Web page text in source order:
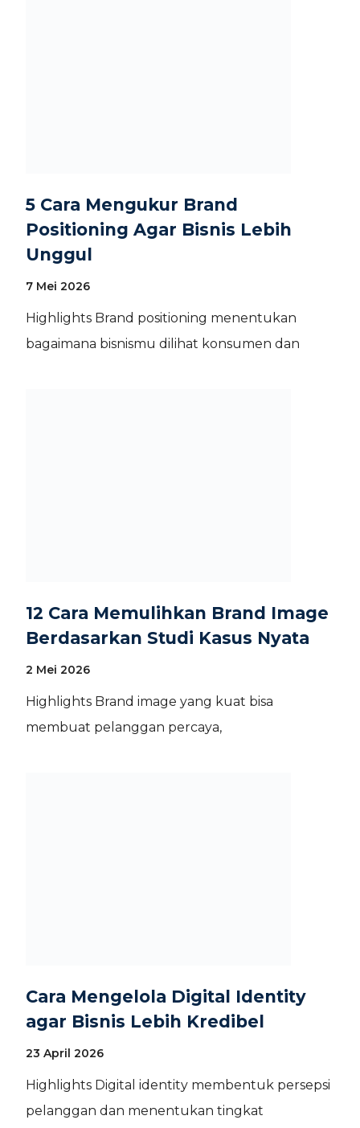
5 Cara Mengukur Brand
Positioning Agar Bisnis Lebih
Unggul
7 Mei 2026
Highlights Brand positioning menentukan
bagaimana bisnismu dilihat konsumen dan
12 Cara Memulihkan Brand Image
Berdasarkan Studi Kasus Nyata
2 Mei 2026
Highlights Brand image yang kuat bisa
membuat pelanggan percaya,
Cara Mengelola Digital Identity
agar Bisnis Lebih Kredibel
23 April 2026
Highlights Digital identity membentuk persepsi
pelanggan dan menentukan tingkat